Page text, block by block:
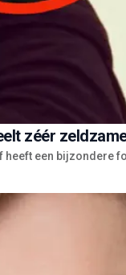
zéér
heeft een bijzondere